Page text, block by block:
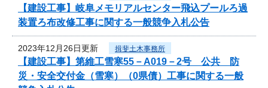
【建設工事】岐阜メモリアルセンター飛込プールろ過
装置ろ布改修工事に関する一般競争入札公告
2023年12月26日更新 揖斐土木事務所
【建設工事】第維工雪寒55－A019－2号 公共 防
災・安全交付金（雪寒）（0県債）工事に関する一般